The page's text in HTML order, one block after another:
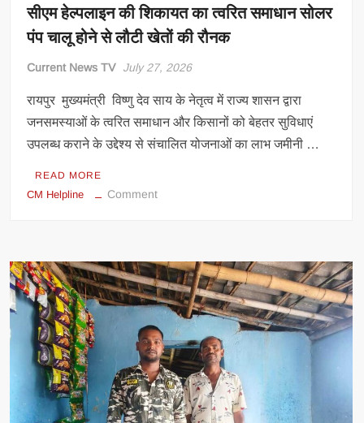
सीएम हेल्पलाइन की शिकायत का त्वरित समाधान सोलर
पंप चालू होने से लौटी खेतों की रौनक
Current News TV July 27, 2026
रायपुर मुख्यमंत्री विष्णु देव साय के नेतृत्व में राज्य शासन द्वारा
जनसमस्याओं के त्वरित समाधान और किसानों को बेहतर सुविधाएं
उपलब्ध कराने के उद्देश्य से संचालित योजनाओं का लाभ जमीनी …
READ MORE
CM Helpline Commenton
शिकायत
का
त्वरित
समाधान
सोलर
पंप
चालू
होने
से